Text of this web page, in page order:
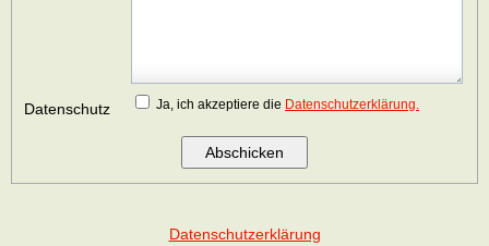
Datenschutz Ja, ich akzeptiere die Datenschutzerklärung.
Datenschutzerklärung